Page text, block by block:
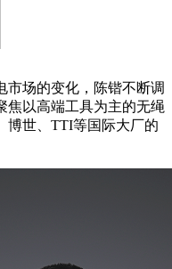
市场的变化，陈锴不断调
焦以高端工具为主的无绳
博世、TTI等国际大厂的